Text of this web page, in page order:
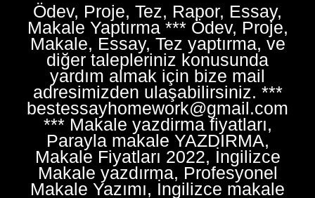
Ödev, Proje, Tez, Rapor, Essay,
Makale Yaptırma *** Ödev, Proje,
Makale, Essay, Tez yaptırma, ve
diğer talepleriniz konusunda
yardım almak için bize mail
adresimizden ulaşabilirsiniz. ***
bestessayhomework@gmail.com
*** Makale yazdirma fiyatları,
Parayla makale YAZDIRMA,
Makale Fiyatları 2022, İngilizce
Makale yazdırma, Profesyonel
Makale Yazımı, İngilizce makale